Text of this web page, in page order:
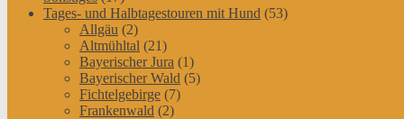
Tages- und Halbtagestouren mit Hund (53)
Allgäu (2)
Altmühltal (21)
Bayerischer Jura (1)
Bayerischer Wald (5)
Fichtelgebirge (7)
Frankenwald (2)